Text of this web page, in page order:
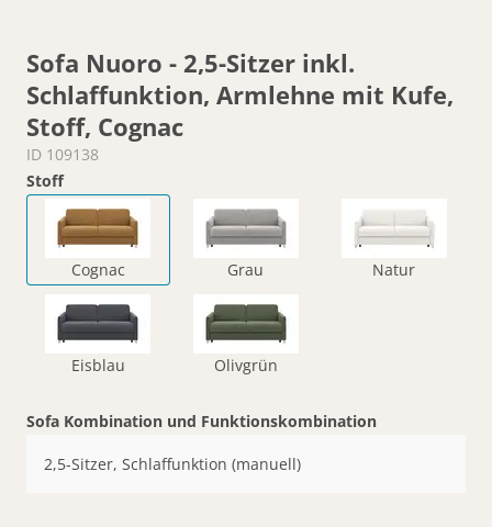
Sofa Nuoro - 2,5-Sitzer inkl.
Schlaffunktion, Armlehne mit Kufe,
Stoff, Cognac
ID 109138
Stoff
Cognac Grau Natur
Eisblau Olivgrün
Sofa Kombination und Funktionskombination
2,5-Sitzer, Schlaffunktion (manuell)